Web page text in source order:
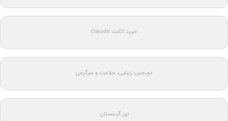
خرید اکانت claude
دورجین؛ زیبایی، سلامت و سرگرمی
تور گرجستان